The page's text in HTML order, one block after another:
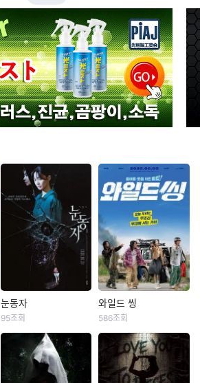
눈동자
유전병으로 점차 시
력을 잃어가는 사진
작가 ‘서진’(신민아).
눈동자
95조회
와일드 씽
박지현
‘댄스머신’황현우‘절
대매력’변도미‘폭풍
와일드 씽
586조회